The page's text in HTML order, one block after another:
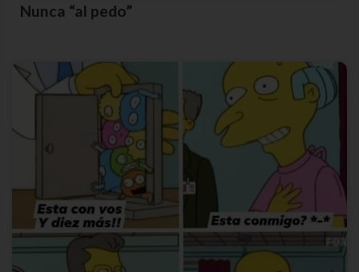
Nunca “al pedo”